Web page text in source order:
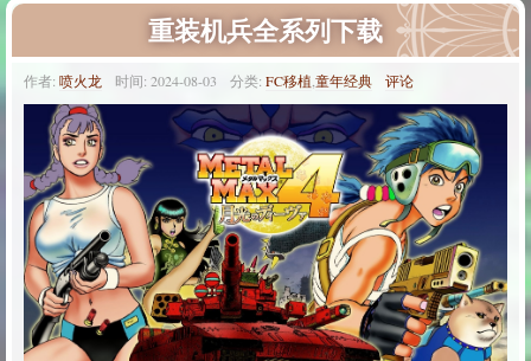
重装机兵全系列下载
作者: 喷火龙 时间: 2024-08-03 分类: FC移植 童年经典 评论